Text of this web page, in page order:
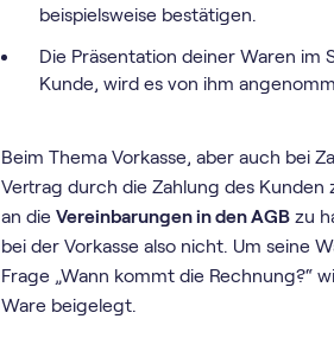
beispielsweise bestätigen.
Die Präsentation deiner Waren im
Kunde, wird es von ihm
Beim Thema Vorkasse, aber auch bei
Vertrag durch die Zahlung des
an dieVereinbarungen in den AGB zu
bei der Vorkasse also nicht. Um seine
Frage „Wann kommt die Rechnung?“
Ware beigelegt.